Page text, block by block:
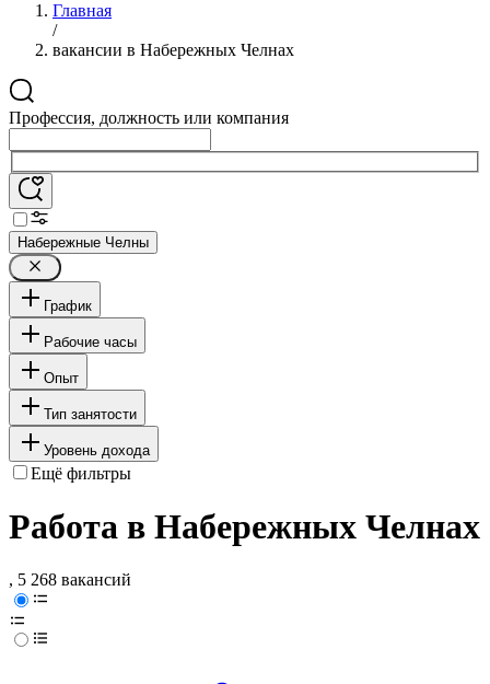
Главная
/
вакансии в Набережных Челнах
Профессия, должность или компания
Набережные Челны
График
Рабочие часы
Опыт
Тип занятости
Уровень дохода
Ещё фильтры
Работа в Набережных Челнах
, 5 268 вакансий